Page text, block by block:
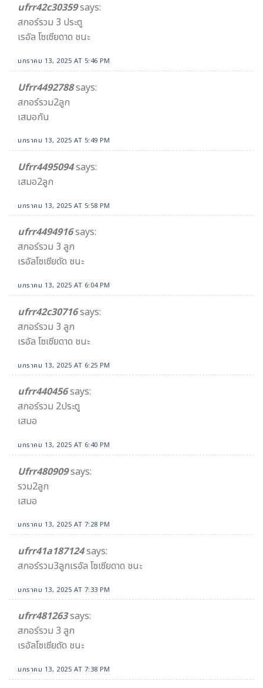
ufrr42c30359says:
สกอร์รวม 3 ประตู
เรอัล โซเซียดาด ชนะ
มกราคม 13, 2025 AT 5:46 PM
Ufrr4492788says:
สกอร์รวม2ลูก
เสมอกัน
มกราคม 13, 2025 AT 5:49 PM
Ufrr4495094says:
เสมอ2ลูก
มกราคม 13, 2025 AT 5:58 PM
ufrr4494916says:
สกอร์รวม 3 ลูก
เรอัลโซเซียดัด ชนะ
มกราคม 13, 2025 AT 6:04 PM
ufrr42c30716says:
สกอร์รวม 3 ลูก
เรอัล โซเซียดาด ชนะ
มกราคม 13, 2025 AT 6:25 PM
ufrr440456says:
สกอร์รวม 2ประตู
เสมอ
มกราคม 13, 2025 AT 6:40 PM
Ufrr480909says:
รวม2ลูก
เสมอ
มกราคม 13, 2025 AT 7:28 PM
ufrr41a187124says:
สกอร์รวม3ลูกเรอัล โซเซียดาด ชนะ
มกราคม 13, 2025 AT 7:33 PM
ufrr481263says:
สกอร์รวม 3 ลูก
เรอัลโซเซียดัด ชนะ
มกราคม 13, 2025 AT 7:38 PM